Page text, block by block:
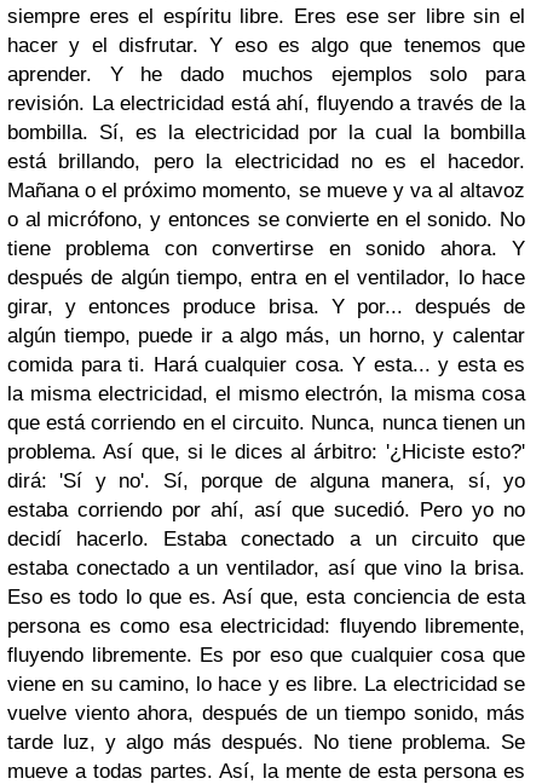
siempre eres el espíritu libre. Eres ese ser libre sin el
hacer y el disfrutar. Y eso es algo que tenemos que
aprender. Y he dado muchos ejemplos solo para
revisión. La electricidad está ahí, fluyendo a través de la
bombilla. Sí, es la electricidad por la cual la bombilla
está brillando, pero la electricidad no es el hacedor.
Mañana o el próximo momento, se mueve y va al altavoz
o al micrófono, y entonces se convierte en el sonido. No
tiene problema con convertirse en sonido ahora. Y
después de algún tiempo, entra en el ventilador, lo hace
girar, y entonces produce brisa. Y por... después de
algún tiempo, puede ir a algo más, un horno, y calentar
comida para ti. Hará cualquier cosa. Y esta... y esta es
la misma electricidad, el mismo electrón, la misma cosa
que está corriendo en el circuito. Nunca, nunca tienen un
problema. Así que, si le dices al árbitro: '¿Hiciste esto?'
dirá: 'Sí y no'. Sí, porque de alguna manera, sí, yo
estaba corriendo por ahí, así que sucedió. Pero yo no
decidí hacerlo. Estaba conectado a un circuito que
estaba conectado a un ventilador, así que vino la brisa.
Eso es todo lo que es. Así que, esta conciencia de esta
persona es como esa electricidad: fluyendo libremente,
fluyendo libremente. Es por eso que cualquier cosa que
viene en su camino, lo hace y es libre. La electricidad se
vuelve viento ahora, después de un tiempo sonido, más
tarde luz, y algo más después. No tiene problema. Se
mueve a todas partes. Así, la mente de esta persona es